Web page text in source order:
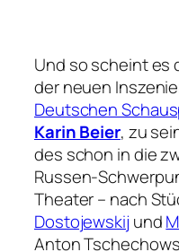
Und so scheint es
der neuen
Deutschen
Karin Beier, zu
des schon in die
Russen-
Theater – nach
Dostojewskij und
Anton